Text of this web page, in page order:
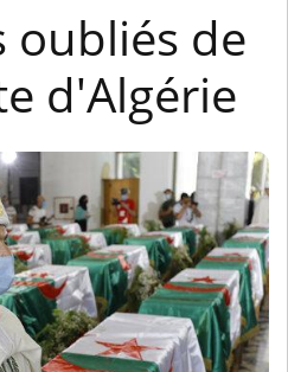
oubliés de
d'Algérie